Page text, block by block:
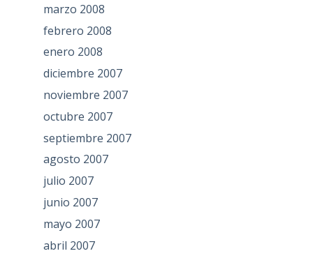
marzo 2008
febrero 2008
enero 2008
diciembre 2007
noviembre 2007
octubre 2007
septiembre 2007
agosto 2007
julio 2007
junio 2007
mayo 2007
abril 2007